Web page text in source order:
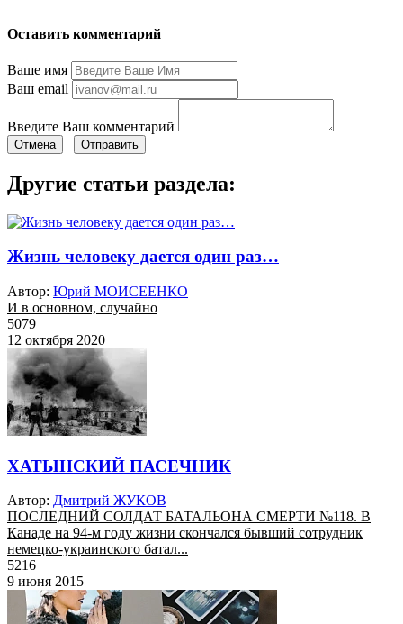
Оставить комментарий
Ваше имя
Ваш email
Введите Ваш комментарий
Отмена Отправить
Другие статьи раздела:
Жизнь человеку дается один раз…
Автор: Юрий МОИСЕЕНКО
И в основном, случайно
5079
12 октября 2020
ХАТЫНСКИЙ ПАСЕЧНИК
Автор: Дмитрий ЖУКОВ
ПОСЛЕДНИЙ СОЛДАТ БАТАЛЬОНА СМЕРТИ №118. В
Канаде на 94-м году жизни скончался бывший сотрудник
немецко-украинского батал...
5216
9 июня 2015